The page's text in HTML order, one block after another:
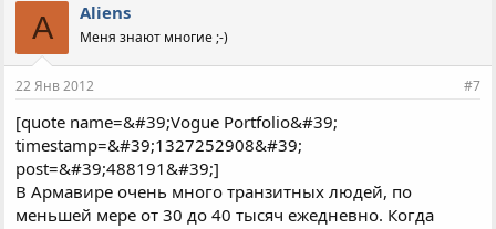
A Aliens
Меня знают многие ;-)
22 Янв 2012 #7
[quote name=&#39;Vogue Portfolio&#39;
timestamp=&#39;1327252908&#39;
post=&#39;488191&#39;]
В Армавире очень много транзитных людей, по
меньшей мере от 30 до 40 тысяч ежедневно. Когда